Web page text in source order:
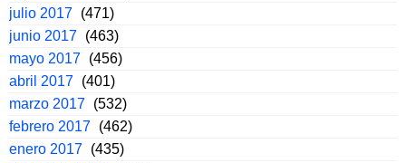
julio 2017 (471)
junio 2017 (463)
mayo 2017 (456)
abril 2017 (401)
marzo 2017 (532)
febrero 2017 (462)
enero 2017 (435)